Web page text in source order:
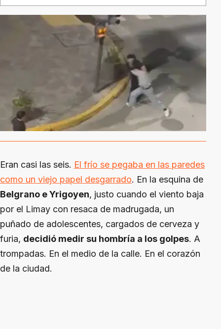
Eran casi las seis. El frío se pegaba en las paredes
como un viejo papel desgarrado. En la esquina de
Belgrano e Yrigoyen, justo cuando el viento baja
por el Limay con resaca de madrugada, un
puñado de adolescentes, cargados de cerveza y
furia, decidió medir su hombría a los golpes. A
trompadas. En el medio de la calle. En el corazón
de la ciudad.